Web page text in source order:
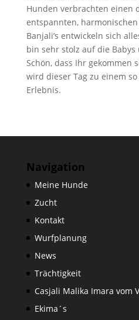
Hunden verbrachten einen
entspannten,
Banjali’s entwickeln sich
bin sehr stolz auf die
Schön, dass Ihr gekommen
wird dieser Tag zu einem
Erlebnis.
Navigation
Meine Hunde
Zucht
Kontakt
Wurfplanung
News
Trächtigkeit
Casjali Malika Imara vom
Ekima´s